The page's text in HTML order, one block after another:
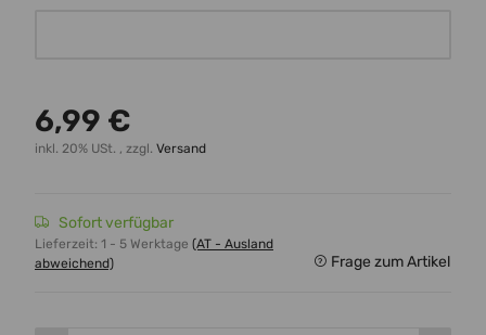
6,99 €
inkl. 20% USt. , zzgl. Versand
Sofort verfügbar
Lieferzeit: 1 - 5 Werktage (AT - Ausland
abweichend)
Frage zum Artikel